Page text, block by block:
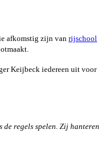
afkomstig zijn van rijschool
Keijbeck iedereen uit voor
regels spelen. Zij hanteren